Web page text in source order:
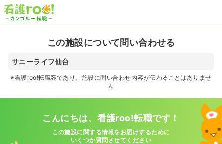
この施設について問い合わせる
サニーライフ仙台
※看護roo!転職宛であり、施設に問い合わせ内容が伝わることはありませ
ん
こんにちは、看護roo!転職です！
この施設に関する情報をお届けするために
いくつか質問させてください